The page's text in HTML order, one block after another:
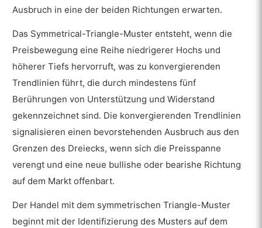
Ausbruch in eine der beiden Richtungen erwarten.
Das Symmetrical-Triangle-Muster entsteht, wenn die
Preisbewegung eine Reihe niedrigerer Hochs und
höherer Tiefs hervorruft, was zu konvergierenden
Trendlinien führt, die durch mindestens fünf
Berührungen von Unterstützung und Widerstand
gekennzeichnet sind. Die konvergierenden Trendlinien
signalisieren einen bevorstehenden Ausbruch aus den
Grenzen des Dreiecks, wenn sich die Preisspanne
verengt und eine neue bullishe oder bearishe Richtung
auf dem Markt offenbart.
Der Handel mit dem symmetrischen Triangle-Muster
beginnt mit der Identifizierung des Musters auf dem